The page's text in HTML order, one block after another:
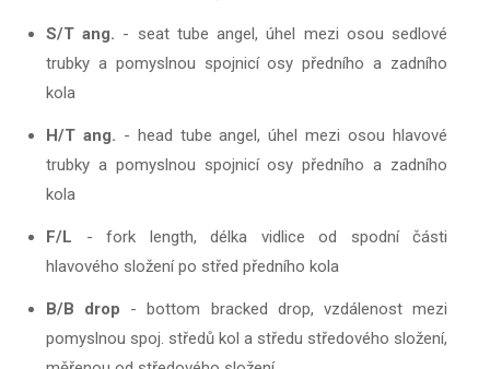
S/T ang. - seat tube angel, úhel mezi osou sedlové
trubky a pomyslnou spojnicí osy předního a zadního
kola
H/T ang. - head tube angel, úhel mezi osou hlavové
trubky a pomyslnou spojnicí osy předního a zadního
kola
F/L - fork length, délka vidlice od spodní části
hlavového složení po střed předního kola
B/B drop - bottom bracked drop, vzdálenost mezi
pomyslnou spoj. středů kol a středu středového složení,